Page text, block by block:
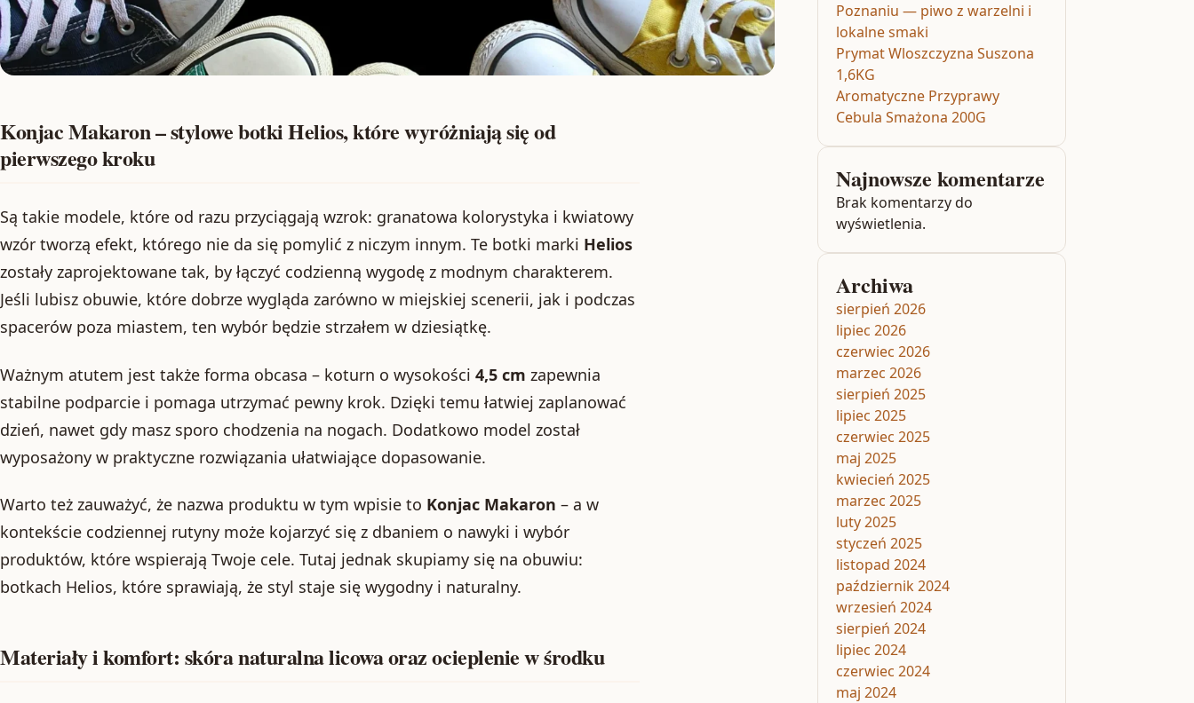
Konjac Makaron – stylowe botki Helios, które wyróżniają się od
pierwszego kroku
Są takie modele, które od razu przyciągają wzrok: granatowa kolorystyka i kwiatowy
wzór tworzą efekt, którego nie da się pomylić z niczym innym. Te botki marki Helios
zostały zaprojektowane tak, by łączyć codzienną wygodę z modnym charakterem.
Jeśli lubisz obuwie, które dobrze wygląda zarówno w miejskiej scenerii, jak i podczas
spacerów poza miastem, ten wybór będzie strzałem w dziesiątkę.
Ważnym atutem jest także forma obcasa – koturn o wysokości 4,5 cm zapewnia
stabilne podparcie i pomaga utrzymać pewny krok. Dzięki temu łatwiej zaplanować
dzień, nawet gdy masz sporo chodzenia na nogach. Dodatkowo model został
wyposażony w praktyczne rozwiązania ułatwiające dopasowanie.
Warto też zauważyć, że nazwa produktu w tym wpisie to Konjac Makaron – a w
kontekście codziennej rutyny może kojarzyć się z dbaniem o nawyki i wybór
produktów, które wspierają Twoje cele. Tutaj jednak skupiamy się na obuwiu:
botkach Helios, które sprawiają, że styl staje się wygodny i naturalny.
Materiały i komfort: skóra naturalna licowa oraz ocieplenie w środku
Poznaniu — piwo z warzelni i
lokalne smaki
Prymat Wloszczyzna Suszona
1,6KG
Aromatyczne Przyprawy
Cebula Smażona 200G
Najnowsze komentarze
Brak komentarzy do
wyświetlenia.
Archiwa
sierpień 2026
lipiec 2026
czerwiec 2026
marzec 2026
sierpień 2025
lipiec 2025
czerwiec 2025
maj 2025
kwiecień 2025
marzec 2025
luty 2025
styczeń 2025
listopad 2024
październik 2024
wrzesień 2024
sierpień 2024
lipiec 2024
czerwiec 2024
maj 2024